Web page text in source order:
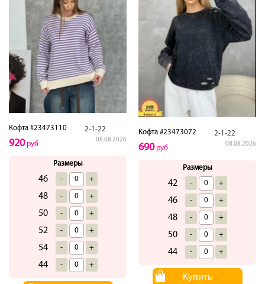
Кофта #23473110 2-1-22
08.08.2026
920руб
Размеры
46 - +
48 - +
50 - +
52 - +
54 - +
44 - +
Кофта #23473072 2-1-22
08.08.2026
690руб
Размеры
42 - +
46 - +
48 - +
50 - +
44 - +
Купить